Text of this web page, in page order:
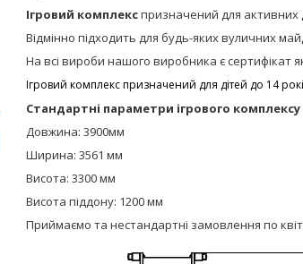
Ігровий комплекспризначений для активних
Відмінно підходить для будь-яких вуличних
На всі вироби нашого виробника є сертифікат
Ігровий комплекс призначений для дітей до 14
Стандартні параметри ігрового комплексу
Довжина: 3900мм
Ширина: 3561 мм
Висота: 3300 мм
Висота піддону: 1200 мм
Приймаємо та нестандартні замовлення по